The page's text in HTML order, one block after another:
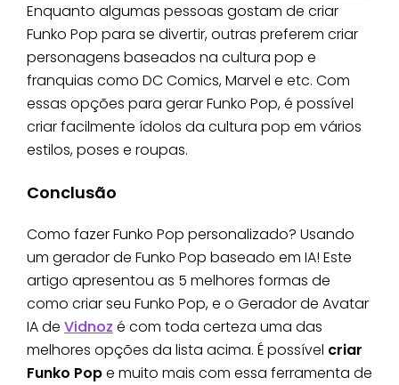
Enquanto algumas pessoas gostam de criar
Funko Pop para se divertir, outras preferem criar
personagens baseados na cultura pop e
franquias como DC Comics, Marvel e etc. Com
essas opções para gerar Funko Pop, é possível
criar facilmente ídolos da cultura pop em vários
estilos, poses e roupas.
Conclusão
Como fazer Funko Pop personalizado? Usando
um gerador de Funko Pop baseado em IA! Este
artigo apresentou as 5 melhores formas de
como criar seu Funko Pop, e o Gerador de Avatar
IA de Vidnoz é com toda certeza uma das
melhores opções da lista acima. É possível criar
Funko Pope muito mais com essa ferramenta de